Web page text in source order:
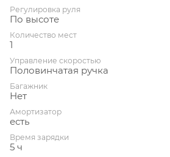
Регулировка руля
По высоте
Количество мест
1
Управление скоростью
Половинчатая ручка
Багажник
Нет
Амортизатор
есть
Время зарядки
5 ч